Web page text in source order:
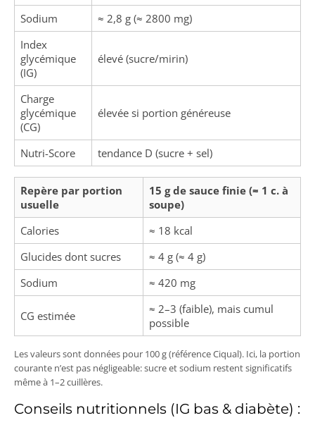
Sodium
≈ 2,8 g (≈ 2800 mg)
Index
glycémique
(IG)
élevé (sucre/mirin)
Charge
glycémique
(CG)
élevée si portion généreuse
Nutri-Score tendance D (sucre + sel)
Repère par portion
usuelle
15 g de sauce finie (≈ 1 c. à
soupe)
Calories
≈ 18 kcal
Glucides dont sucres
≈ 4 g (≈ 4 g)
Sodium
≈ 420 mg
CG estimée
≈ 2–3 (faible), mais cumul
possible
Les valeurs sont données pour 100 g (référence Ciqual). Ici, la portion
courante n’est pas négligeable: sucre et sodium restent significatifs
même à 1–2 cuillères.
Conseils nutritionnels (IG bas & diabète) :